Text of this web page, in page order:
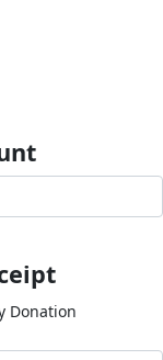
Donation